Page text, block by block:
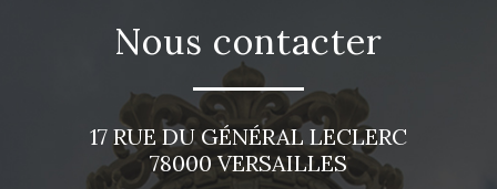
nous contacter
17 RUE DU GÉNÉRAL LECLERC
78000 VERSAILLES